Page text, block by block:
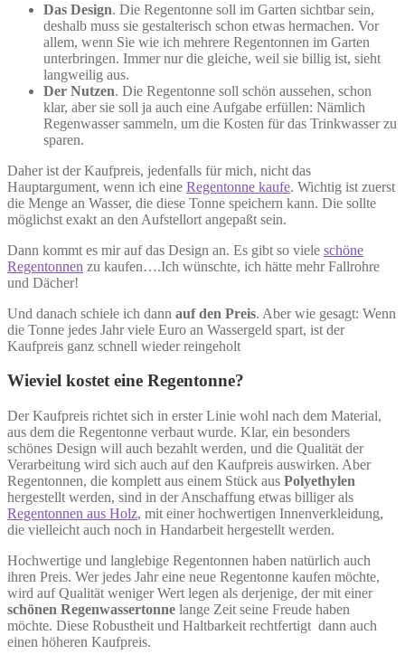
Das Design. Die Regentonne soll im Garten sichtbar sein,
deshalb muss sie gestalterisch schon etwas hermachen. Vor
allem, wenn Sie wie ich mehrere Regentonnen im Garten
unterbringen. Immer nur die gleiche, weil sie billig ist, sieht
langweilig aus.
Der Nutzen. Die Regentonne soll schön aussehen, schon
klar, aber sie soll ja auch eine Aufgabe erfüllen: Nämlich
Regenwasser sammeln, um die Kosten für das Trinkwasser zu
sparen.
Daher ist der Kaufpreis, jedenfalls für mich, nicht das
Hauptargument, wenn ich eine Regentonne kaufe. Wichtig ist zuerst
die Menge an Wasser, die diese Tonne speichern kann. Die sollte
möglichst exakt an den Aufstellort angepaßt sein.
Dann kommt es mir auf das Design an. Es gibt so viele schöne
Regentonnen zu kaufen….Ich wünschte, ich hätte mehr Fallrohre
und Dächer!
Und danach schiele ich dann auf den Preis. Aber wie gesagt: Wenn
die Tonne jedes Jahr viele Euro an Wassergeld spart, ist der
Kaufpreis ganz schnell wieder reingeholt
Wieviel kostet eine Regentonne?
Der Kaufpreis richtet sich in erster Linie wohl nach dem Material,
aus dem die Regentonne verbaut wurde. Klar, ein besonders
schönes Design will auch bezahlt werden, und die Qualität der
Verarbeitung wird sich auch auf den Kaufpreis auswirken. Aber
Regentonnen, die komplett aus einem Stück aus Polyethylen
hergestellt werden, sind in der Anschaffung etwas billiger als
Regentonnen aus Holz, mit einer hochwertigen Innenverkleidung,
die vielleicht auch noch in Handarbeit hergestellt werden.
Hochwertige und langlebige Regentonnen haben natürlich auch
ihren Preis. Wer jedes Jahr eine neue Regentonne kaufen möchte,
wird auf Qualität weniger Wert legen als derjenige, der mit einer
schönen Regenwassertonne lange Zeit seine Freude haben
möchte. Diese Robustheit und Haltbarkeit rechtfertigt dann auch
einen höheren Kaufpreis.